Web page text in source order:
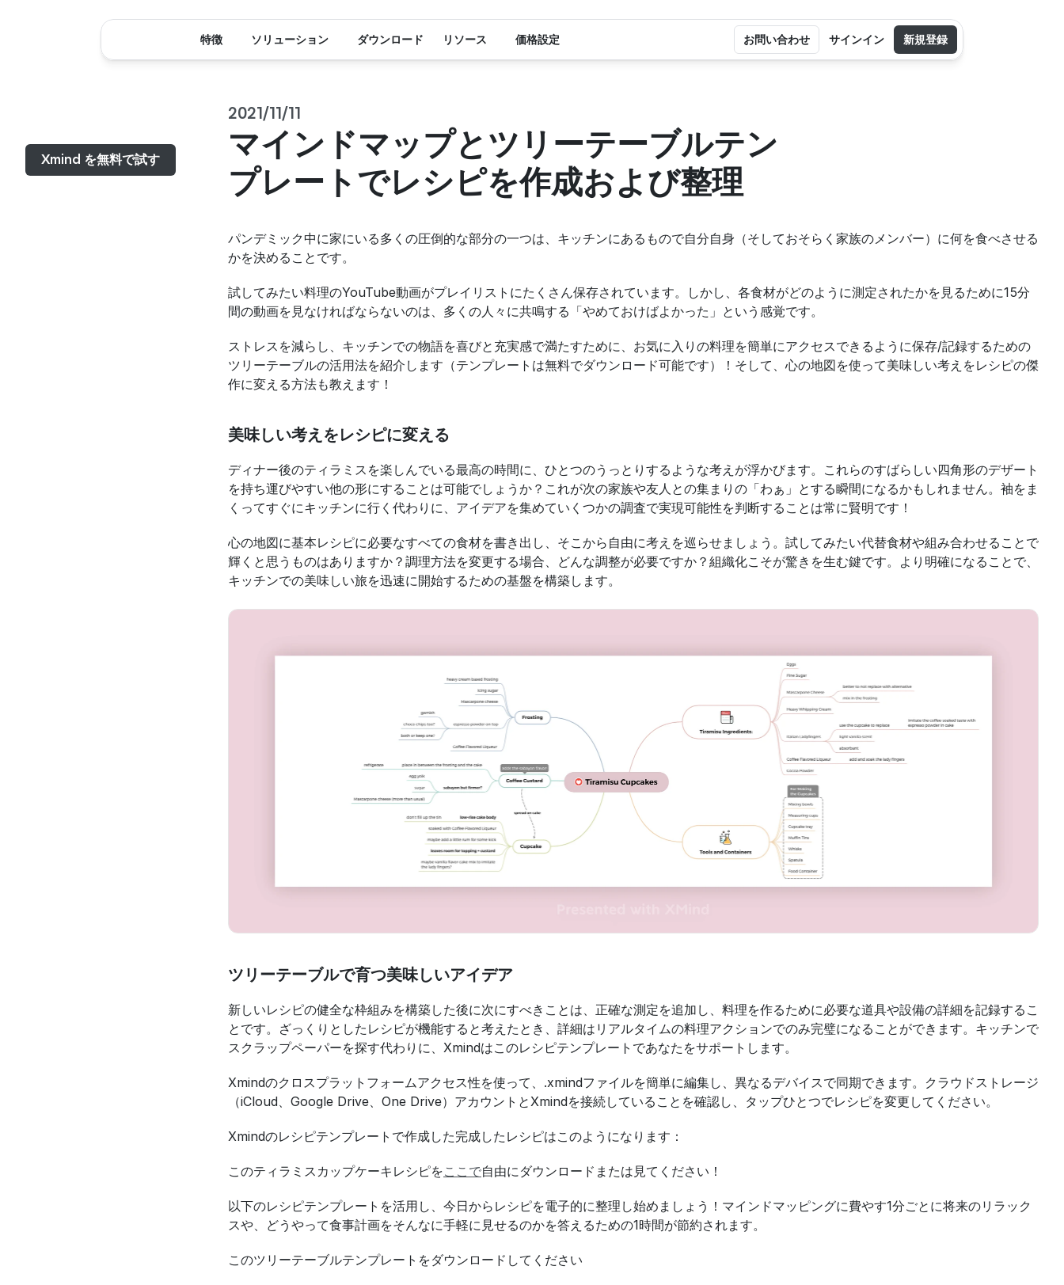
Xmind を無料で試す
2021/11/11
マインドマップとツリーテーブルテン
プレートでレシピを作成および整理
パンデミック中に家にいる多くの圧倒的な部分の一つは、キッチンにあるもので自分自身（そしておそらく家族のメンバー）に何を食べさせる
かを決めることです。
試してみたい料理のYouTube動画がプレイリストにたくさん保存されています。しかし、各食材がどのように測定されたかを見るために15分
間の動画を見なければならないのは、多くの人々に共鳴する「やめておけばよかった」という感覚です。
ストレスを減らし、キッチンでの物語を喜びと充実感で満たすために、お気に入りの料理を簡単にアクセスできるように保存/記録するための
ツリーテーブルの活用法を紹介します（テンプレートは無料でダウンロード可能です）！そして、心の地図を使って美味しい考えをレシピの傑
作に変える方法も教えます！
美味しい考えをレシピに変える
ディナー後のティラミスを楽しんでいる最高の時間に、ひとつのうっとりするような考えが浮かびます。これらのすばらしい四角形のデザート
を持ち運びやすい他の形にすることは可能でしょうか？これが次の家族や友人との集まりの「わぁ」とする瞬間になるかもしれません。袖をま
くってすぐにキッチンに行く代わりに、アイデアを集めていくつかの調査で実現可能性を判断することは常に賢明です！
心の地図に基本レシピに必要なすべての食材を書き出し、そこから自由に考えを巡らせましょう。試してみたい代替食材や組み合わせることで
輝くと思うものはありますか？調理方法を変更する場合、どんな調整が必要ですか？組織化こそが驚きを生む鍵です。より明確になることで、
キッチンでの美味しい旅を迅速に開始するための基盤を構築します。
ツリーテーブルで育つ美味しいアイデア
新しいレシピの健全な枠組みを構築した後に次にすべきことは、正確な測定を追加し、料理を作るために必要な道具や設備の詳細を記録するこ
とです。ざっくりとしたレシピが機能すると考えたとき、詳細はリアルタイムの料理アクションでのみ完璧になることができます。キッチンで
スクラップペーパーを探す代わりに、Xmindはこのレシピテンプレートであなたをサポートします。
Xmindのクロスプラットフォームアクセス性を使って、.xmindファイルを簡単に編集し、異なるデバイスで同期できます。クラウドストレージ
（iCloud、Google Drive、One Drive）アカウントとXmindを接続していることを確認し、タップひとつでレシピを変更してください。
Xmindのレシピテンプレートで作成した完成したレシピはこのようになります：
このティラミスカップケーキレシピをここで自由にダウンロードまたは見てください！
以下のレシピテンプレートを活用し、今日からレシピを電子的に整理し始めましょう！マインドマッピングに費やす1分ごとに将来のリラック
スや、どうやって食事計画をそんなに手軽に見せるのかを答えるための1時間が節約されます。
このツリーテーブルテンプレートをダウンロードしてください
特徴 ソリューション ダウンロード リソース 価格設定 お問い合わせ サインイン 新規登録